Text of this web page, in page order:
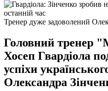
Тренер дуже задоволений
Головний тренер
Хосеп Гвардіола
успіхи
Олександра